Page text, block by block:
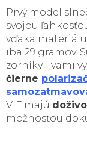
Prvý model
svojou
vďaka
iba 29 gramov.
zorníky - vami
čierne
VIF majú
možnosťou